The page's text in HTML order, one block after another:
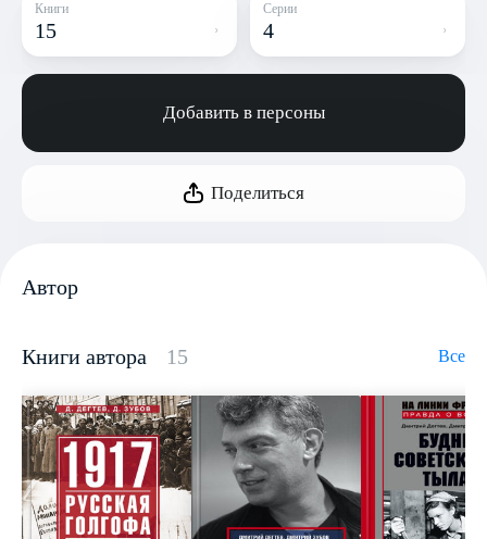
Книги
15
Серии
4
Добавить в персоны
Поделиться
Автор
Книги автора 15 Все